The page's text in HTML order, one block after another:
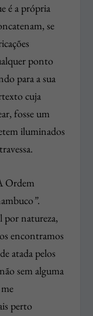
é a própria
se
ponto
para a sua
cuja
fosse um
iluminados
Ordem
”.
natureza,
encontramos
atada pelos
sem alguma
perto